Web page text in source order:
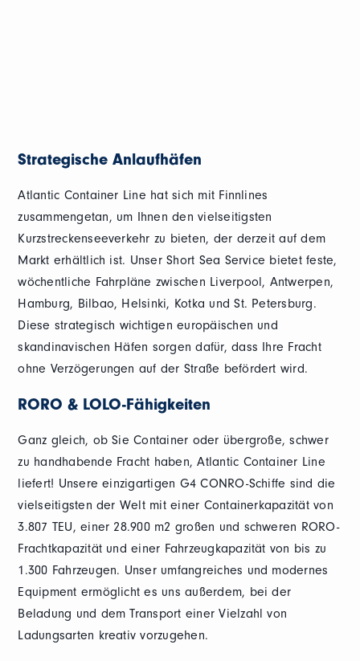
Strategische Anlaufhäfen
Atlantic Container Line hat sich mit Finnlines
zusammengetan, um Ihnen den vielseitigsten
Kurzstreckenseeverkehr zu bieten, der derzeit auf dem
Markt erhältlich ist. Unser Short Sea Service bietet feste,
wöchentliche Fahrpläne zwischen Liverpool, Antwerpen,
Hamburg, Bilbao, Helsinki, Kotka und St. Petersburg.
Diese strategisch wichtigen europäischen und
skandinavischen Häfen sorgen dafür, dass Ihre Fracht
ohne Verzögerungen auf der Straße befördert wird.
RORO & LOLO-Fähigkeiten
Ganz gleich, ob Sie Container oder übergroße, schwer
zu handhabende Fracht haben, Atlantic Container Line
liefert! Unsere einzigartigen G4 CONRO-Schiffe sind die
vielseitigsten der Welt mit einer Containerkapazität von
3.807 TEU, einer 28.900 m2 großen und schweren RORO-
Frachtkapazität und einer Fahrzeugkapazität von bis zu
1.300 Fahrzeugen. Unser umfangreiches und modernes
Equipment ermöglicht es uns außerdem, bei der
Beladung und dem Transport einer Vielzahl von
Ladungsarten kreativ vorzugehen.